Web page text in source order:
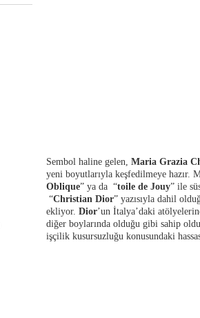
Sembol haline gelen, Maria Grazia
yeni boyutlarıyla keşfedilmeye hazır.
Oblique” ya da “toile de Jouy” ile
“Christian Dior” yazısıyla dahil
ekliyor. Dior’un İtalya’daki
diğer boylarında olduğu gibi sahip
işçilik kusursuzluğu konusundaki